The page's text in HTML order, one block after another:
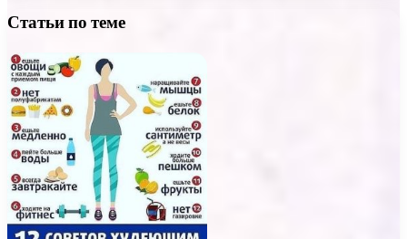
Статьи по теме